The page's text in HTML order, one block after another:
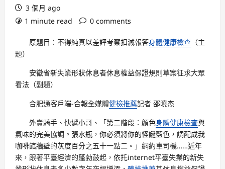
3 個月 ago
1 minute read
0 comments
原題目：不得純真以差評考察扣減報答身體健康檢查 （主
題）
安徽省新失業形狀休息者休息權益保證規則草案征求大眾
看法（副題）
合肥通客戶端-合報全媒體健檢推薦記者 邵曉杰
外賣騎手、快遞小哥、「第二階段：顏色身體健康檢查與
氣味的完美協調。張水瓶，你必須將你的怪誕藍色，調配成我
咖啡館牆壁的灰度百分之五十一點二。」網約車司機……近年
來，跟著平臺經濟的蓬勃鼓起，依托internet平臺失業的新失